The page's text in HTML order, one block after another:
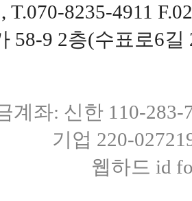
T.070-8235-4911
58-9 2층(수표로6
계좌: 신한 110-
기업 220-
웹하드 id